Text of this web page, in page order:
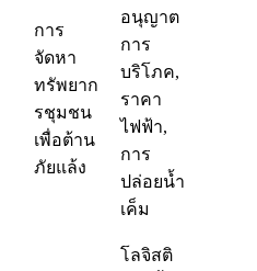
การ
จัดหา
ทรัพยาก
รชุมชน
เพื่อต้าน
ภัยแล้ง
อนุญาต
การ
บริโภค,
ราคา
ไฟฟ้า,
การ
ปล่อยน้ำ
เค็ม
โลจิสติ